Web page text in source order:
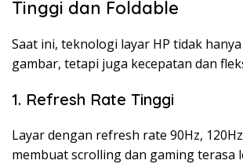
Tinggi dan Foldable
Saat ini, teknologi layar HP tidak
gambar, tetapi juga kecepatan dan
1. Refresh Rate Tinggi
Layar dengan refresh rate 90Hz,
membuat scrolling dan gaming terasa